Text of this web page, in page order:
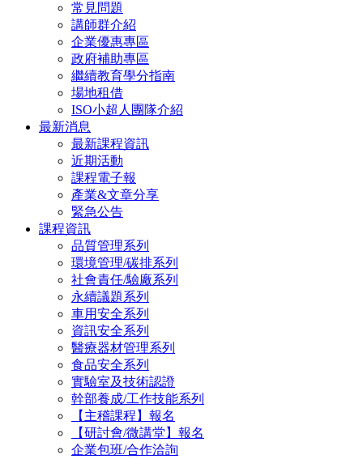
常見問題
講師群介紹
企業優惠專區
政府補助專區
繼續教育學分指南
場地租借
ISO小超人團隊介紹
最新消息
最新課程資訊
近期活動
課程電子報
產業&文章分享
緊急公告
課程資訊
品質管理系列
環境管理/碳排系列
社會責任/驗廠系列
永續議題系列
車用安全系列
資訊安全系列
醫療器材管理系列
食品安全系列
實驗室及技術認證
幹部養成/工作技能系列
【主稽課程】報名
【研討會/微講堂】報名
企業包班/合作洽詢